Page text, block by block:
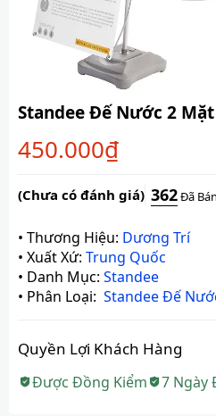
Standee Đế Nước 2
(Chưa có đánh giá) 362Đã Bán
450.000₫
• Thương Hiệu: Dương Trí
• Xuất Xứ: Trung Quốc
• Danh Mục: Standee
• Phân Loại: Standee Đế
Quyền Lợi Khách Hàng
Được Đồng Kiểm 7 Ngày